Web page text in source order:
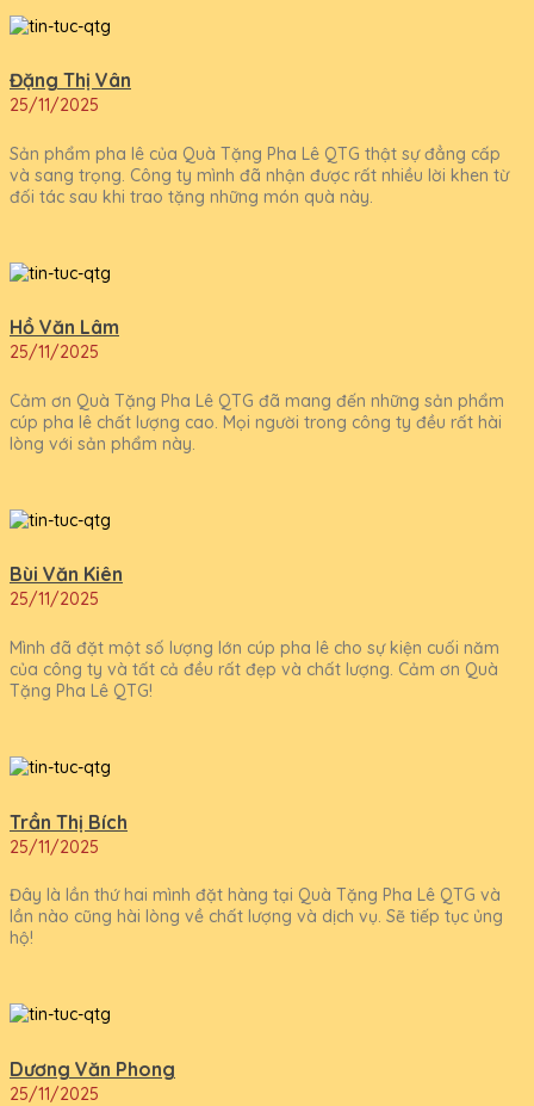
Đặng Thị Vân
25/11/2025
Sản phẩm pha lê của Quà Tặng Pha Lê QTG thật sự đẳng cấp
và sang trọng. Công ty mình đã nhận được rất nhiều lời khen từ
đối tác sau khi trao tặng những món quà này.
Hồ Văn Lâm
25/11/2025
Cảm ơn Quà Tặng Pha Lê QTG đã mang đến những sản phẩm
cúp pha lê chất lượng cao. Mọi người trong công ty đều rất hài
lòng với sản phẩm này.
Bùi Văn Kiên
25/11/2025
Mình đã đặt một số lượng lớn cúp pha lê cho sự kiện cuối năm
của công ty và tất cả đều rất đẹp và chất lượng. Cảm ơn Quà
Tặng Pha Lê QTG!
Trần Thị Bích
25/11/2025
Đây là lần thứ hai mình đặt hàng tại Quà Tặng Pha Lê QTG và
lần nào cũng hài lòng về chất lượng và dịch vụ. Sẽ tiếp tục ủng
hộ!
Dương Văn Phong
25/11/2025